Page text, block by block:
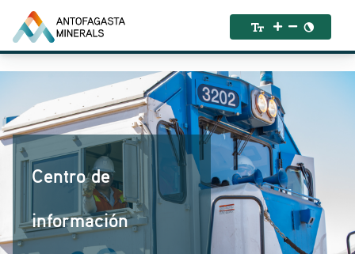
Centro de
información